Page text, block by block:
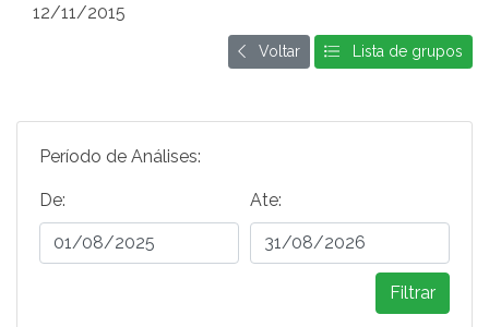
12/11/2015
Voltar Lista de grupos
Período de Análises:
De: Ate:
Filtrar